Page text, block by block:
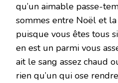
qu’un aimable passe-
sommes entre Noël et
puisque vous êtes tous
en est un parmi vous
ait le sang assez chaud
rien qu’un qui ose